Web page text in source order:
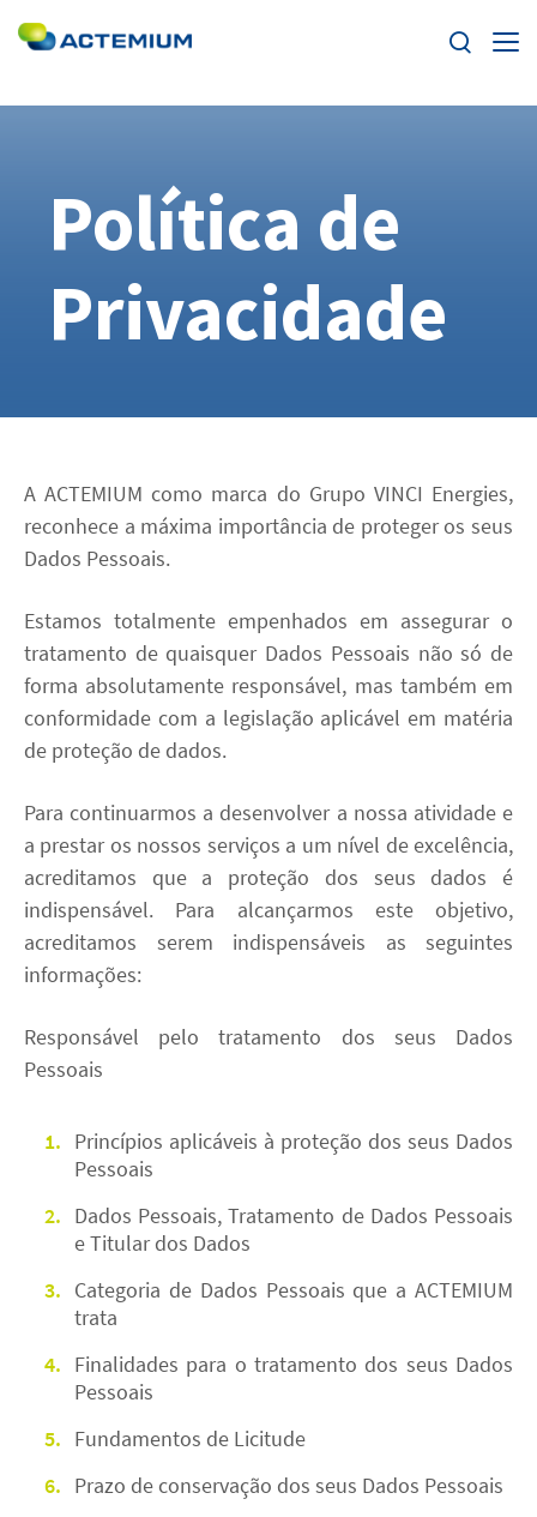
Soluções e Serviços
Produtos
Inovação
Clientes
Media
Case Studies
Contacto
linkedin youtube
ACESSIBILIDADE
Pesquisar
Política de
Privacidade
A ACTEMIUM como marca do Grupo VINCI Energies,
reconhece a máxima importância de proteger os seus
Dados Pessoais.
Estamos totalmente empenhados em assegurar o
tratamento de quaisquer Dados Pessoais não só de
forma absolutamente responsável, mas também em
conformidade com a legislação aplicável em matéria
de proteção de dados.
Para continuarmos a desenvolver a nossa atividade e
a prestar os nossos serviços a um nível de excelência,
acreditamos que a proteção dos seus dados é
indispensável. Para alcançarmos este objetivo,
acreditamos serem indispensáveis as seguintes
informações:
Responsável pelo tratamento dos seus Dados
Pessoais
Princípios aplicáveis à proteção dos seus Dados
Pessoais
Dados Pessoais, Tratamento de Dados Pessoais
e Titular dos Dados
Categoria de Dados Pessoais que a ACTEMIUM
trata
Finalidades para o tratamento dos seus Dados
Pessoais
Fundamentos de Licitude
Prazo de conservação dos seus Dados Pessoais